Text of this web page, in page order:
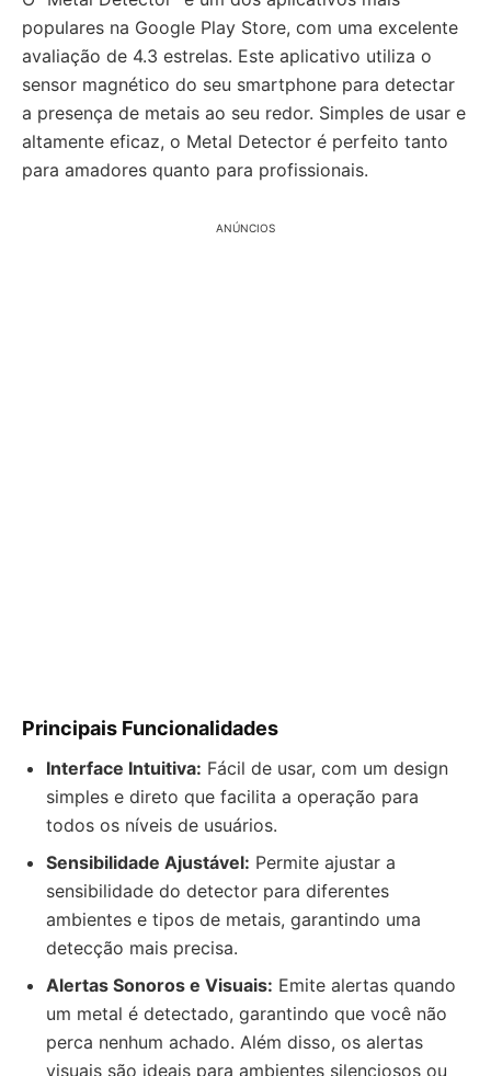
populares na Google Play Store, com uma excelente
avaliação de 4.3 estrelas. Este aplicativo utiliza o
sensor magnético do seu smartphone para detectar
a presença de metais ao seu redor. Simples de usar e
altamente eficaz, o Metal Detector é perfeito tanto
para amadores quanto para profissionais.
ANÚNCIOS
Principais Funcionalidades
Interface Intuitiva: Fácil de usar, com um design
simples e direto que facilita a operação para
todos os níveis de usuários.
Sensibilidade Ajustável: Permite ajustar a
sensibilidade do detector para diferentes
ambientes e tipos de metais, garantindo uma
detecção mais precisa.
Alertas Sonoros e Visuais: Emite alertas quando
um metal é detectado, garantindo que você não
perca nenhum achado. Além disso, os alertas
visuais são ideais para ambientes silenciosos ou